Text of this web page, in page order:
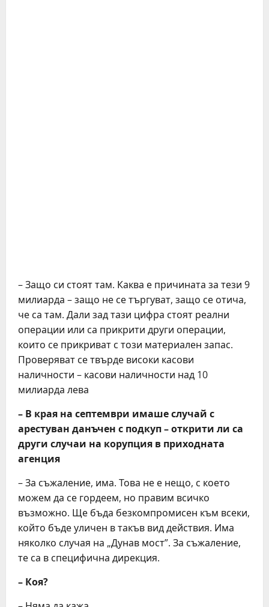
– Защо си стоят там. Каква е причината за тези 9
милиарда – защо не се търгуват, защо се отича,
че са там. Дали зад тази цифра стоят реални
операции или са прикрити други операции,
които се прикриват с този материален запас.
Проверяват се твърде високи касови
наличности – касови наличности над 10
милиарда лева
– В края на септември имаше случай с
арестуван данъчен с подкуп – открити ли са
други случаи на корупция в приходната
агенция
– За съжаление, има. Това не е нещо, с което
можем да се гордеем, но правим всичко
възможно. Ще бъда безкомпромисен към всеки,
който бъде уличен в такъв вид действия. Има
няколко случая на „Дунав мост”. За съжаление,
те са в специфична дирекция.
– Коя?